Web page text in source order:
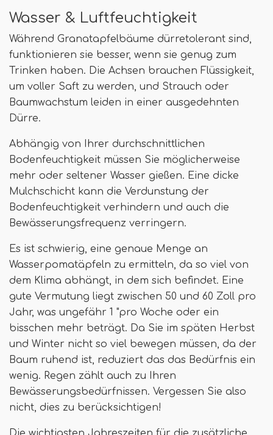
Wasser & Luftfeuchtigkeit
Während Granatapfelbäume dürretolerant sind,
funktionieren sie besser, wenn sie genug zum
Trinken haben. Die Achsen brauchen Flüssigkeit,
um voller Saft zu werden, und Strauch oder
Baumwachstum leiden in einer ausgedehnten
Dürre.
Abhängig von Ihrer durchschnittlichen
Bodenfeuchtigkeit müssen Sie möglicherweise
mehr oder seltener Wasser gießen. Eine dicke
Mulchschicht kann die Verdunstung der
Bodenfeuchtigkeit verhindern und auch die
Bewässerungsfrequenz verringern.
Es ist schwierig, eine genaue Menge an
Wasserpomatäpfeln zu ermitteln, da so viel von
dem Klima abhängt, in dem sich befindet. Eine
gute Vermutung liegt zwischen 50 und 60 Zoll pro
Jahr, was ungefähr 1 "pro Woche oder ein
bisschen mehr beträgt. Da Sie im späten Herbst
und Winter nicht so viel bewegen müssen, da der
Baum ruhend ist, reduziert das das Bedürfnis ein
wenig. Regen zählt auch zu Ihren
Bewässerungsbedürfnissen. Vergessen Sie also
nicht, dies zu berücksichtigen!